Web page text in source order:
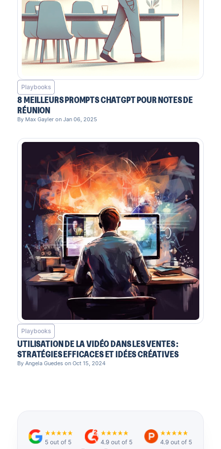
Playbooks
8 MEILLEURS PROMPTS CHATGPT POUR NOTES DE
RÉUNION
By Max Gayler on Jan 06, 2025
Playbooks
UTILISATION DE LA VIDÉO DANS LES VENTES :
STRATÉGIES EFFICACES ET IDÉES CRÉATIVES
By Angela Guedes on Oct 15, 2024